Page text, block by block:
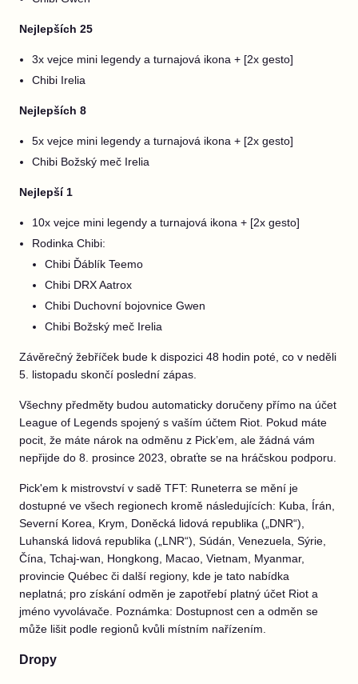
Nejlepších 25
3x vejce mini legendy a turnajová ikona + [2x gesto]
Chibi Irelia
Nejlepších 8
5x vejce mini legendy a turnajová ikona + [2x gesto]
Chibi Božský meč Irelia
Nejlepší 1
10x vejce mini legendy a turnajová ikona + [2x gesto]
Rodinka Chibi:
Chibi Ďáblík Teemo
Chibi DRX Aatrox
Chibi Duchovní bojovnice Gwen
Chibi Božský meč Irelia
Závěrečný žebříček bude k dispozici 48 hodin poté, co v neděli
5. listopadu skončí poslední zápas.
Všechny předměty budou automaticky doručeny přímo na účet
League of Legends spojený s vaším účtem Riot. Pokud máte
pocit, že máte nárok na odměnu z Pick’em, ale žádná vám
nepřijde do 8. prosince 2023, obraťte se na hráčskou podporu.
Pick'em k mistrovství v sadě TFT: Runeterra se mění je
dostupné ve všech regionech kromě následujících: Kuba, Írán,
Severní Korea, Krym, Doněcká lidová republika („DNR“),
Luhanská lidová republika („LNR“), Súdán, Venezuela, Sýrie,
Čína, Tchaj-wan, Hongkong, Macao, Vietnam, Myanmar,
provincie Québec či další regiony, kde je tato nabídka
neplatná; pro získání odměn je zapotřebí platný účet Riot a
jméno vyvolávače. Poznámka: Dostupnost cen a odměn se
může lišit podle regionů kvůli místním nařízením.
Dropy